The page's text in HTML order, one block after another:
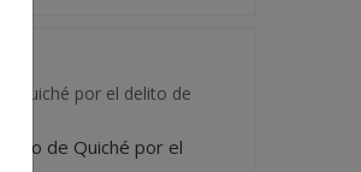
Quiché por el delito de
de Quiché por el